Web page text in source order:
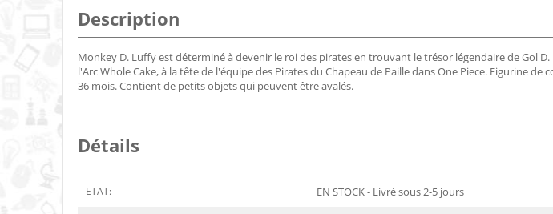
Description
Monkey D. Luffy est déterminé à devenir le roi des pirates en trouvant le trésor légendaire de Gol
l'Arc Whole Cake, à la tête de l'équipe des Pirates du Chapeau de Paille dans One Piece. Figurine
36 mois. Contient de petits objets qui peuvent être avalés.
Détails
ETAT: EN STOCK - Livré sous 2-5 jours